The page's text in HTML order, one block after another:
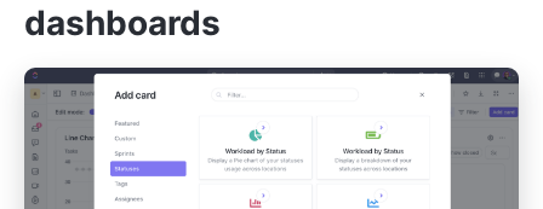
dashboards